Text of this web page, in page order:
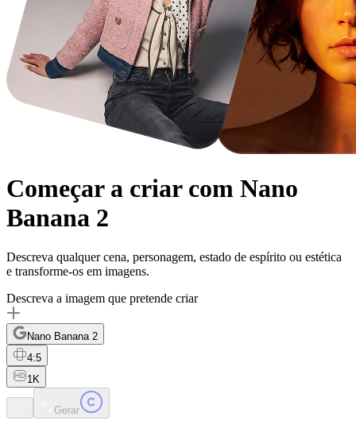
Começar a criar com Nano
Banana 2
Descreva qualquer cena, personagem, estado de espírito ou estética
e transforme-os em imagens.
Descreva a imagem que pretende criar
Nano Banana 2
4:5
1K
Gerar